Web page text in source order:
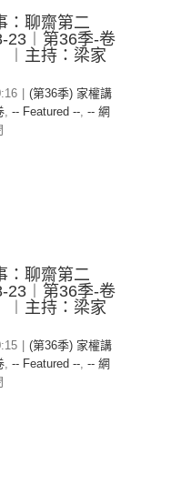
：聊齋第二
23︱第36季-卷
︱主持：梁家
(第36季) 家權講
, -- Featured --, -- 網
：聊齋第二
23︱第36季-卷
︱主持：梁家
(第36季) 家權講
, -- Featured --, -- 網